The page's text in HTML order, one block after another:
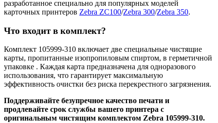
разработанное специально для популярных моделей
карточных принтеров Zebra ZС100/Zebra 300/Zebra 350.
Что входит в комплект?
Комплект 105999-310 включает две специальные чистящие
карты, пропитанные изопропиловым спиртом, в герметичной
упаковке . Каждая карта предназначена для одноразового
использования, что гарантирует максимальную
эффективность очистки без риска перекрестного загрязнения.
Поддерживайте безупречное качество печати и
продлевайте срок службы вашего принтера с
оригинальным чистящим комплектом Zebra 105999-310.